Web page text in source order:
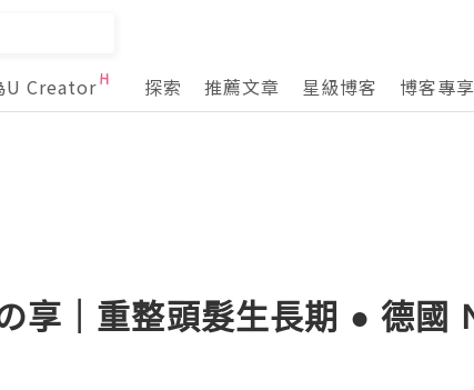
U Creator 探索 推薦文章 星級博客 博客專享
の享｜重整頭髮生長期 ● 德國